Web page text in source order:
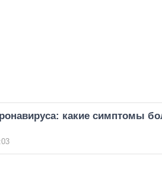
какие симптомы